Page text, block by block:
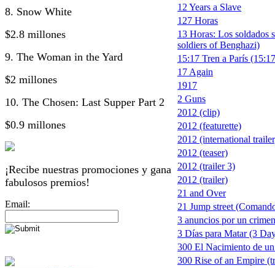
8. Snow White
$2.8 millones
9. The Woman in the Yard
$2 millones
10. The Chosen: Last Supper Part 2
$0.9 millones
¡Recibe nuestras promociones y gana
fabulosos premios!
Email:
12 Years a Slave
127 Horas
13 Horas: Los soldados
soldiers of Benghazi)
15:17 Tren a París
17 Again
1917
2 Guns
2012 (clip)
2012 (featurette)
2012 (international
2012 (teaser)
2012 (trailer 3)
2012 (trailer)
21 and Over
21 Jump street
3 anuncios por un
3 Días para Matar (3
300 El Nacimiento de
300 Rise of an Empire